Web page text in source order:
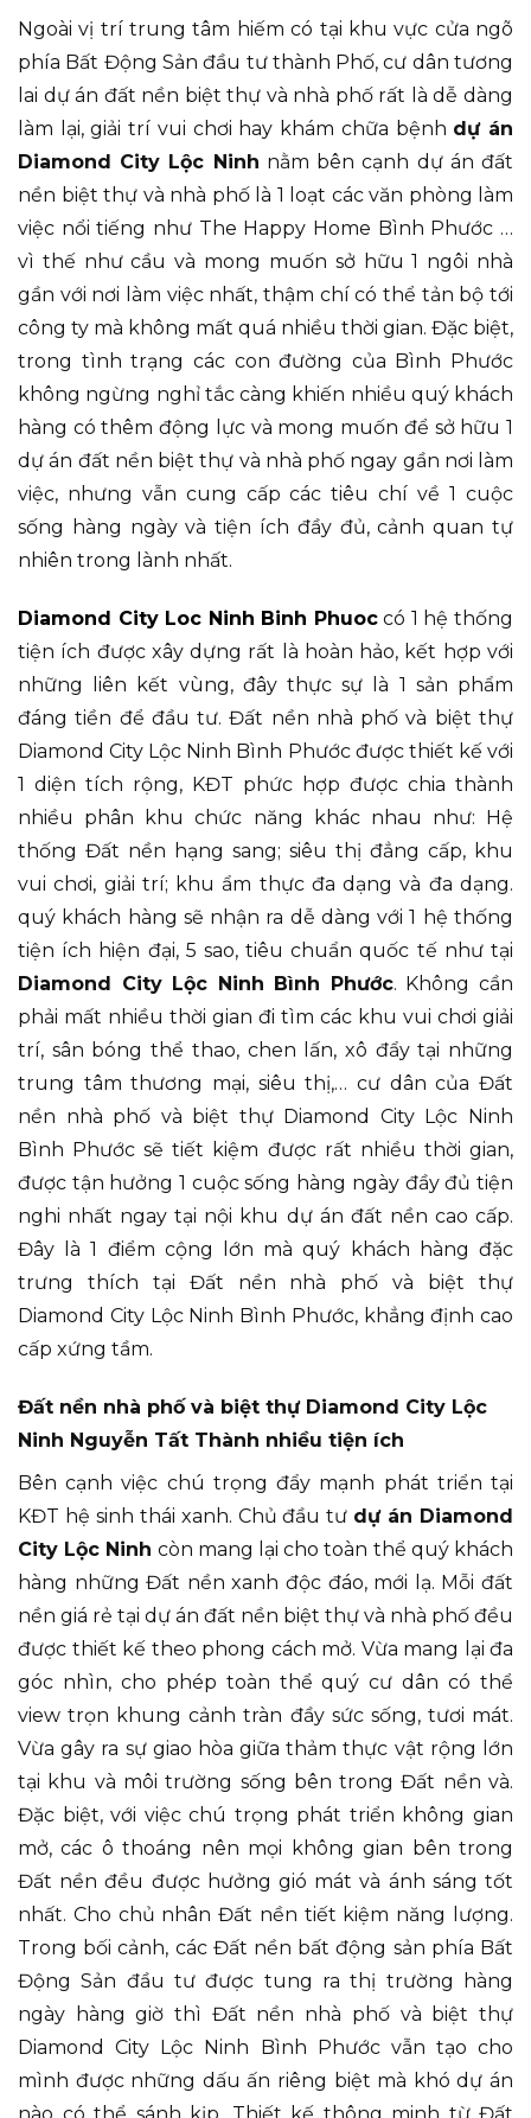
Ngoài vị trí trung tâm hiếm có tại khu vực cửa ngõ
phía Bất Động Sản đầu tư thành Phố, cư dân tương
lai dự án đất nền biệt thự và nhà phố rất là dễ dàng
làm lại, giải trí vui chơi hay khám chữa bệnh dự án
Diamond City Lộc Ninh nằm bên cạnh dự án đất
nền biệt thự và nhà phố là 1 loạt các văn phòng làm
việc nổi tiếng như The Happy Home Bình Phước …
vì thế như cầu và mong muốn sở hữu 1 ngôi nhà
gần với nơi làm việc nhất, thậm chí có thể tản bộ tới
công ty mà không mất quá nhiều thời gian. Đặc biệt,
trong tình trạng các con đường của Bình Phước
không ngừng nghỉ tắc càng khiến nhiều quý khách
hàng có thêm động lực và mong muốn để sở hữu 1
dự án đất nền biệt thự và nhà phố ngay gần nơi làm
việc, nhưng vẫn cung cấp các tiêu chí về 1 cuộc
sống hàng ngày và tiện ích đầy đủ, cảnh quan tự
nhiên trong lành nhất.
Diamond City Loc Ninh Binh Phuoccó 1 hệ thống
tiện ích được xây dựng rất là hoàn hảo, kết hợp với
những liên kết vùng, đây thực sự là 1 sản phẩm
đáng tiền để đầu tư. Đất nền nhà phố và biệt thự
Diamond City Lộc Ninh Bình Phước được thiết kế với
1 diện tích rộng, KĐT phức hợp được chia thành
nhiều phân khu chức năng khác nhau như: Hệ
thống Đất nền hạng sang; siêu thị đẳng cấp, khu
vui chơi, giải trí; khu ẩm thực đa dạng và đa dạng.
quý khách hàng sẽ nhận ra dễ dàng với 1 hệ thống
tiện ích hiện đại, 5 sao, tiêu chuẩn quốc tế như tại
Diamond City Lộc Ninh Bình Phước. Không cần
phải mất nhiều thời gian đi tìm các khu vui chơi giải
trí, sân bóng thể thao, chen lấn, xô đẩy tại những
trung tâm thương mại, siêu thị,… cư dân của Đất
nền nhà phố và biệt thự Diamond City Lộc Ninh
Bình Phước sẽ tiết kiệm được rất nhiều thời gian,
được tận hưởng 1 cuộc sống hàng ngày đầy đủ tiện
nghi nhất ngay tại nội khu dự án đất nền cao cấp.
Đây là 1 điểm cộng lớn mà quý khách hàng đặc
trưng thích tại Đất nền nhà phố và biệt thự
Diamond City Lộc Ninh Bình Phước, khẳng định cao
cấp xứng tầm.
Đất nền nhà phố và biệt thự Diamond City Lộc
Ninh Nguyễn Tất Thành nhiều tiện ích
Bên cạnh việc chú trọng đẩy mạnh phát triển tại
KĐT hệ sinh thái xanh. Chủ đầu tư dự án Diamond
City Lộc Ninh còn mang lại cho toàn thể quý khách
hàng những Đất nền xanh độc đáo, mới lạ. Mỗi đất
nền giá rẻ tại dự án đất nền biệt thự và nhà phố đều
được thiết kế theo phong cách mở. Vừa mang lại đa
góc nhìn, cho phép toàn thể quý cư dân có thể
view trọn khung cảnh tràn đầy sức sống, tươi mát.
Vừa gây ra sự giao hòa giữa thảm thực vật rộng lớn
tại khu và môi trường sống bên trong Đất nền và.
Đặc biệt, với việc chú trọng phát triển không gian
mở, các ô thoáng nên mọi không gian bên trong
Đất nền đều được hưởng gió mát và ánh sáng tốt
nhất. Cho chủ nhân Đất nền tiết kiệm năng lượng.
Trong bối cảnh, các Đất nền bất động sản phía Bất
Động Sản đầu tư được tung ra thị trường hàng
ngày hàng giờ thì Đất nền nhà phố và biệt thự
Diamond City Lộc Ninh Bình Phước vẫn tạo cho
mình được những dấu ấn riêng biệt mà khó dự án